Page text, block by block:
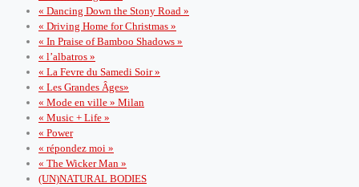
« Dancing Down the Stony Road »
« Driving Home for Christmas »
« In Praise of Bamboo Shadows »
« l’albatros »
« La Fevre du Samedi Soir »
« Les Grandes Âges»
« Mode en ville » Milan
« Music + Life »
« Power
« répondez moi »
« The Wicker Man »
(UN)NATURAL BODIES